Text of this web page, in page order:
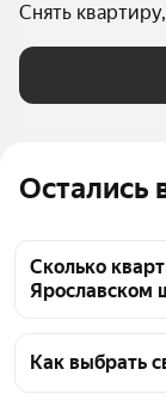
Остались
Сколько
Ярославском
Москве и МО
Как выбрать
Снять